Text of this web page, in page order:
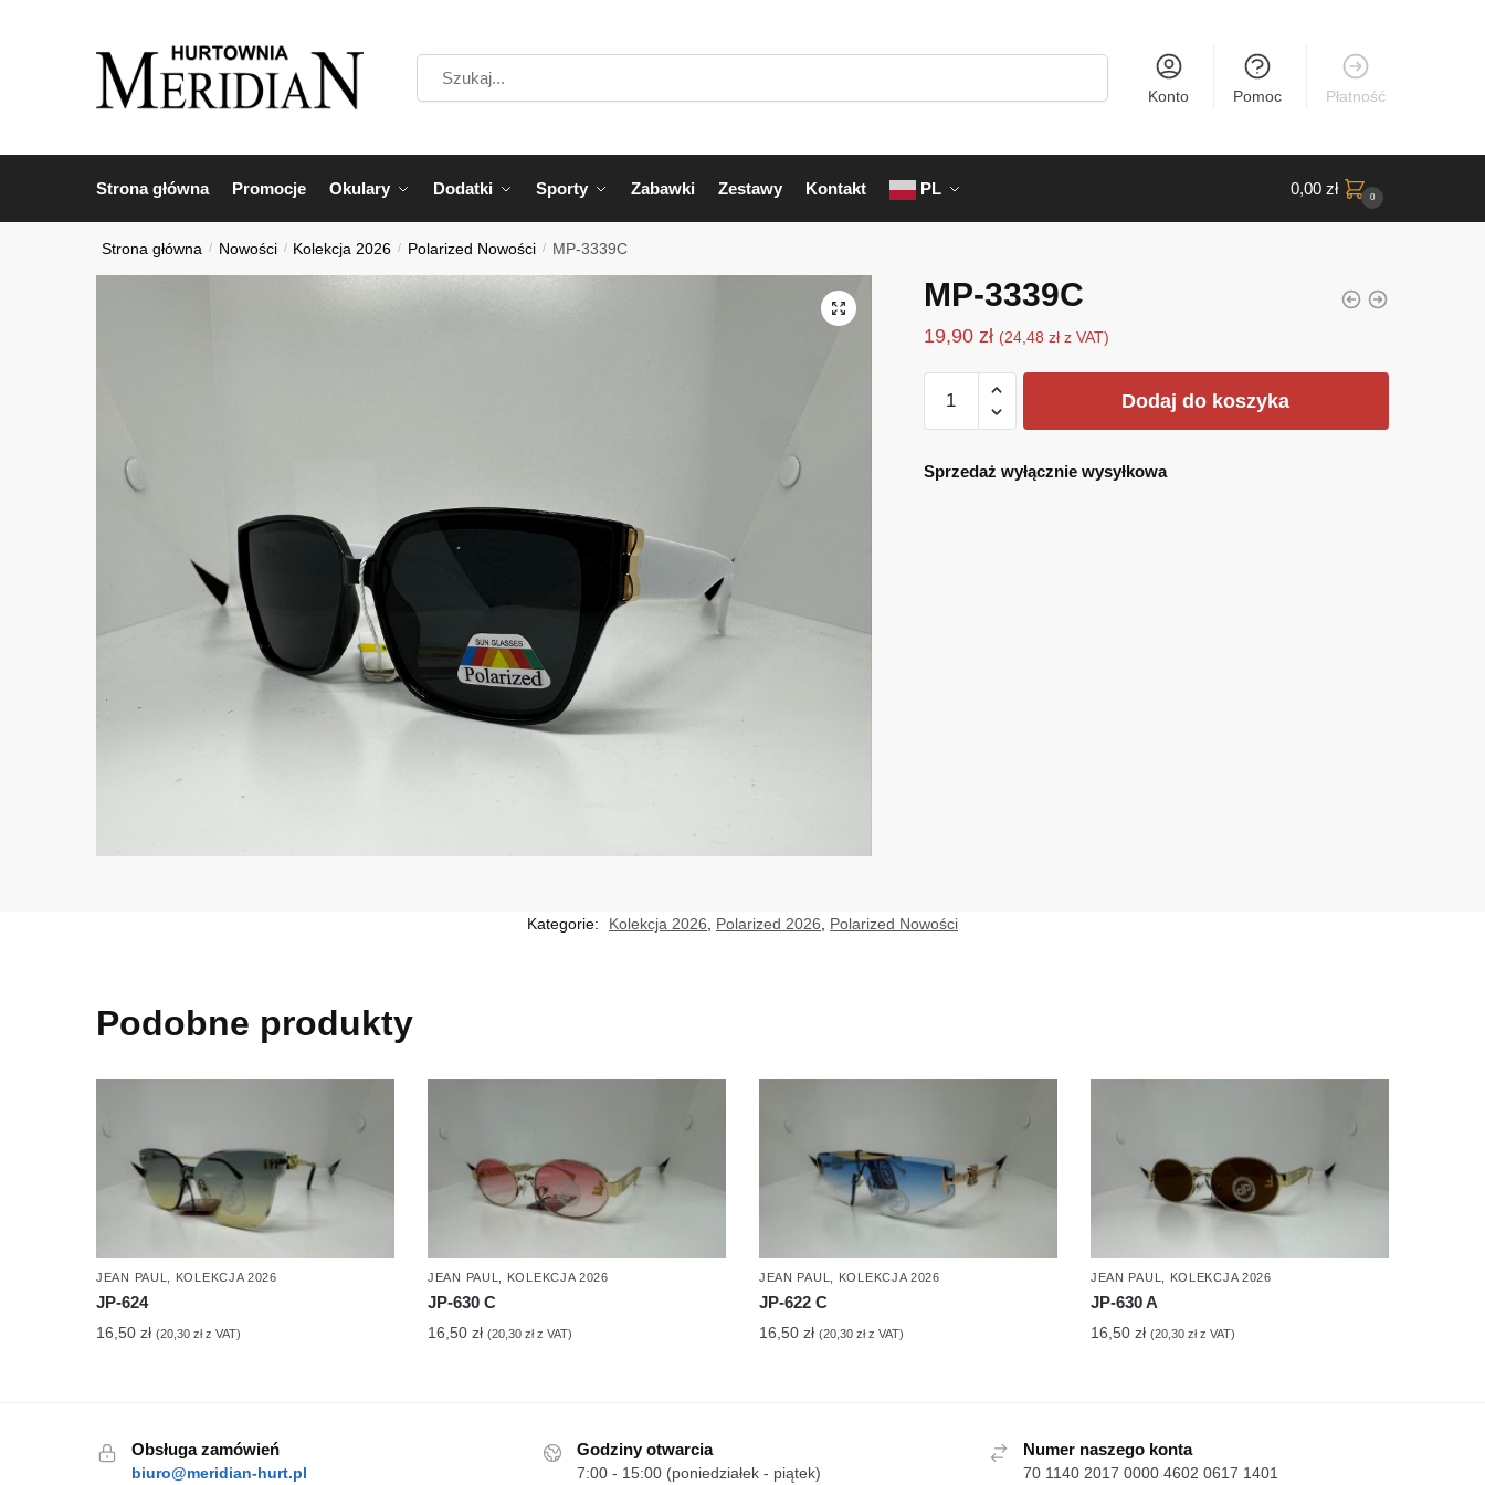
Konto Pomoc Płatność
Strona główna Promocje Okulary Dodatki Sporty Zabawki Zestawy Kontakt PL 0,00 zł 0
Strona główna / Nowości / Kolekcja 2026 / Polarized Nowości / MP-3339C
MP-3339C
19,90 zł (24,48 złz VAT)
MP-
Dodaj do koszyka
Sprzedaż wyłącznie wysyłkowa
Kategorie: Kolekcja 2026, Polarized 2026, Polarized Nowości
Podobne produkty
JEAN PAUL, KOLEKCJA 2026
JP-624
16,50zł (20,30złz VAT)
JEAN PAUL, KOLEKCJA 2026
JP-630 C
16,50 zł (20,30 złz VAT)
JEAN PAUL, KOLEKCJA 2026
JP-622 C
16,50 zł (20,30 złz VAT)
JEAN PAUL, KOLEKCJA 2026
JP-630 A
16,50 zł (20,30 złz VAT)
Obsługa zamówień
biuro@meridian-hurt.pl
Godziny otwarcia
7:00 - 15:00 (poniedziałek - piątek)
Numer naszego konta
70 1140 2017 0000 4602 0617 1401